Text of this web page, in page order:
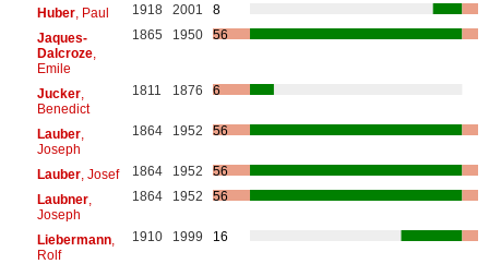
Huber, Paul 1918 2001
8
Jaques-
Dalcroze,
Emile
1865 1950 56
Jucker,
Benedict
1811 1876 6
Lauber,
Joseph
1864 1952 56
Lauber, Josef 1864 1952
56
Laubner,
Joseph
1864 1952 56
Liebermann,
Rolf
1910 1999 16